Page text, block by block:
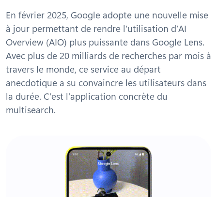
En février 2025, Google adopte une nouvelle mise
à jour permettant de rendre l’utilisation d’AI
Overview (AIO) plus puissante dans Google Lens.
Avec plus de 20 milliards de recherches par mois à
travers le monde, ce service au départ
anecdotique a su convaincre les utilisateurs dans
la durée. C’est l’application concrète du
multisearch.